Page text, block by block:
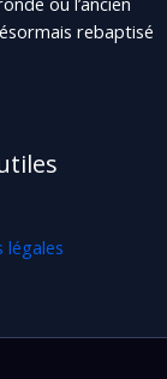
rebaptisé
légales